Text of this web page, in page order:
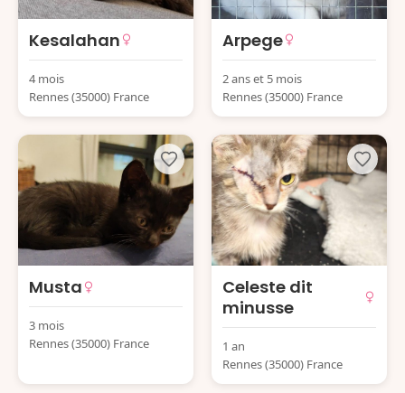
Kesalahan
4 mois
Rennes (35000) France
Arpege
2 ans et 5 mois
Rennes (35000) France
Musta
3 mois
Rennes (35000) France
Celeste dit
minusse
1 an
Rennes (35000) France